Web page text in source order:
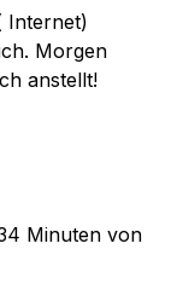
Internet)
Morgen
anstellt!
Minuten von